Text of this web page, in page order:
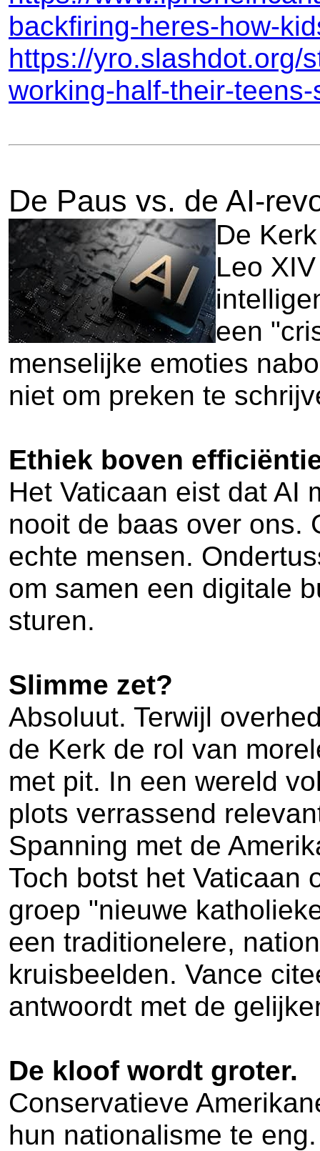
backfiring-heres-how-
https://yro.slashdot.org/
working-half-their-
De Paus vs. de AI-
De
Leo
een
menselijke emoties
niet om preken te
Ethiek boven
Het Vaticaan eist dat AI
nooit de baas over ons.
echte mensen.
om samen een digitale
sturen.
Slimme zet?
Absoluut. Terwijl
de Kerk de rol van
met pit. In een wereld
plots verrassend
Spanning met de
Toch botst het Vaticaan
groep "nieuwe
een traditionelere,
kruisbeelden. Vance
antwoordt met de
De kloof wordt groter.
Conservatieve
hun nationalisme te